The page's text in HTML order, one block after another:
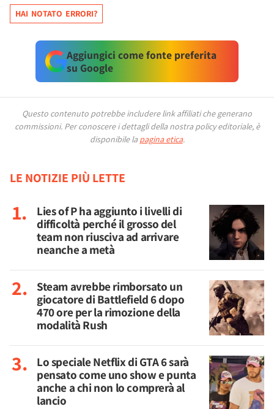
HAI NOTATO ERRORI?
Aggiungici come fonte preferita
su Google
Questo contenuto potrebbe includere link affiliati che generano
commissioni. Per conoscere i dettagli della nostra policy editoriale, è
disponibile la pagina etica.
LE NOTIZIE PIÙ LETTE
Lies of P ha aggiunto i livelli di
difficoltà perché il grosso del
team non riusciva ad arrivare
neanche a metà
Steam avrebbe rimborsato un
giocatore di Battlefield 6 dopo
470 ore per la rimozione della
modalità Rush
Lo speciale Netflix di GTA 6 sarà
pensato come uno show e punta
anche a chi non lo comprerà al
lancio